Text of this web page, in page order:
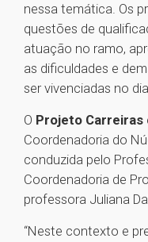
nessa temática. Os
questões de
atuação no ramo,
as dificuldades e
ser vivenciadas no
O Projeto Carreiras
Coordenadoria do
conduzida pelo
Coordenadoria de
professora Juliana
“Neste contexto e